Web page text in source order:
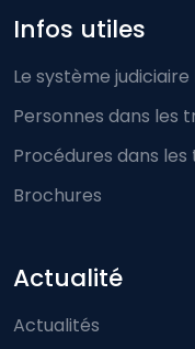
Infos utiles
Le système
Personnes dans les
Procédures dans les
Brochures
Actualité
Actualités